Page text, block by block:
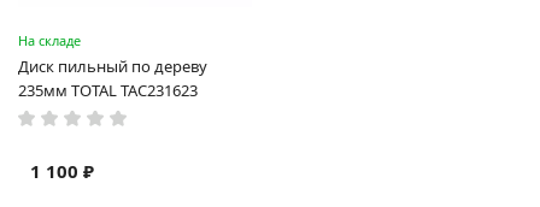
На складе
Диск пильный по дереву
235мм TOTAL TAC231623
1 100 ₽